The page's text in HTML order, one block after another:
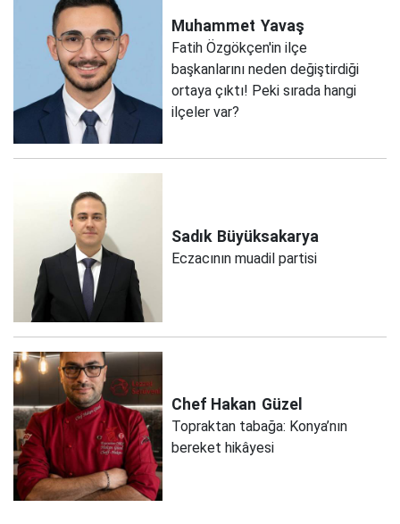
Muhammet Yavaş
Fatih Özgökçen'in ilçe
başkanlarını neden değiştirdiği
ortaya çıktı! Peki sırada hangi
ilçeler var?
Sadık Büyüksakarya
Eczacının muadil partisi
Chef Hakan Güzel
Topraktan tabağa: Konya’nın
bereket hikâyesi